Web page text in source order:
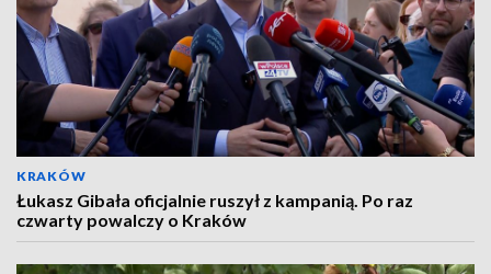
KRAKÓW
Łukasz Gibała oficjalnie ruszył z kampanią. Po raz
czwarty powalczy o Kraków